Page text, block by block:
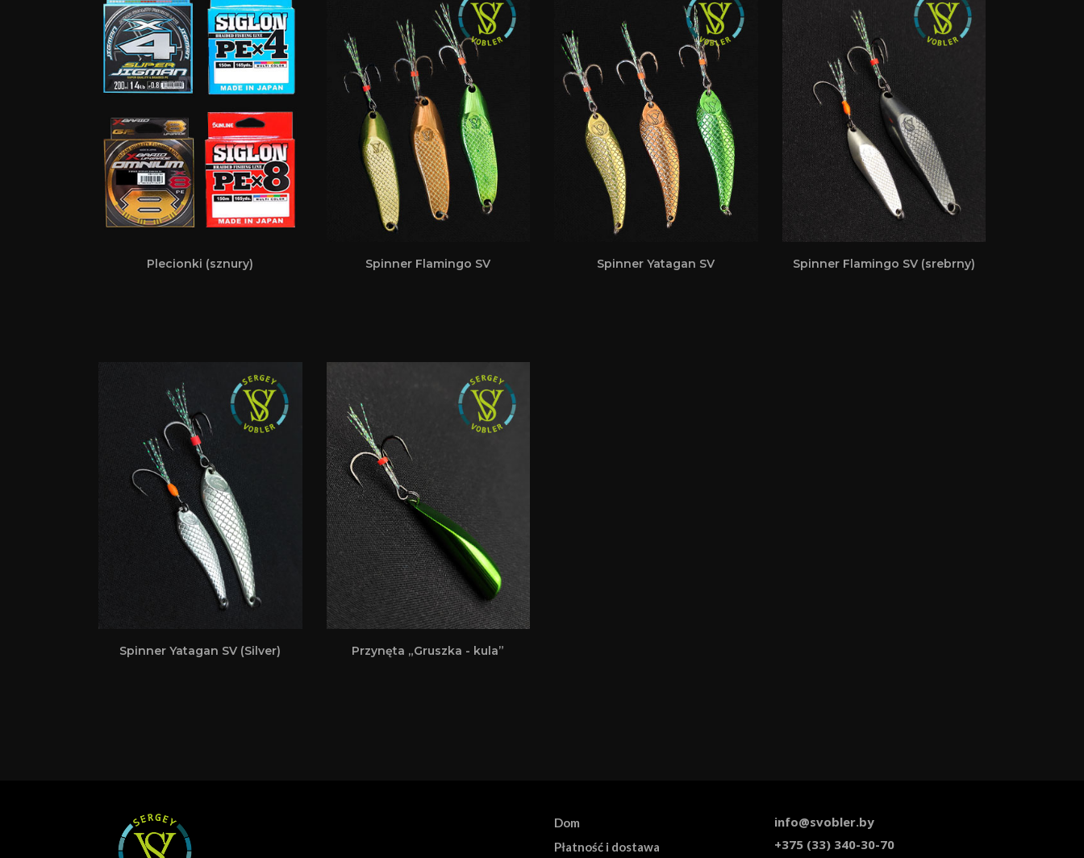
Plecionki (sznury) Spinner Flamingo SV Spinner Yatagan SV Spinner Flamingo SV (srebrny)
Spinner Yatagan SV (Silver) Przynęta „Gruszka - kula”
Dom
Płatność i dostawa
info@svobler.by
+375 (33) 340-30-70